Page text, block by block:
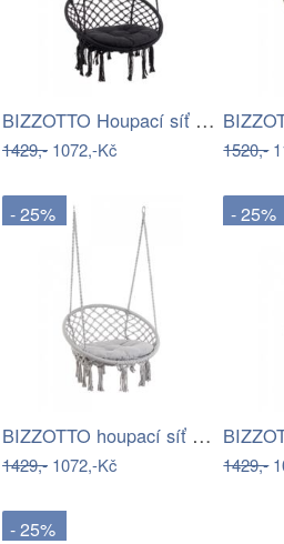
BIZZOTTO Houpací síť JAVIER černá
1429,- 1072,-Kč 1520,-
- 25%
BIZZOTTO houpací síť JAVIER šedá 80x130…
1429,- 1072,-Kč
- 25%
1429,-
- 25%